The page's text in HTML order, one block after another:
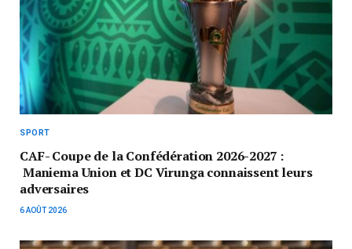
SPORT
CAF- Coupe de la Confédération 2026-2027 :
Maniema Union et DC Virunga connaissent leurs
adversaires
6 AOÛT 2026